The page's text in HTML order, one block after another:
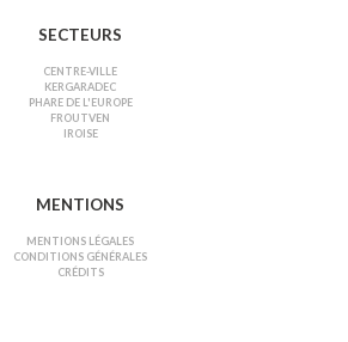
SECTEURS
CENTRE-VILLE
KERGARADEC
PHARE DE L'EUROPE
FROUTVEN
IROISE
MENTIONS
MENTIONS LÉGALES
CONDITIONS GÉNÉRALES
CRÉDITS